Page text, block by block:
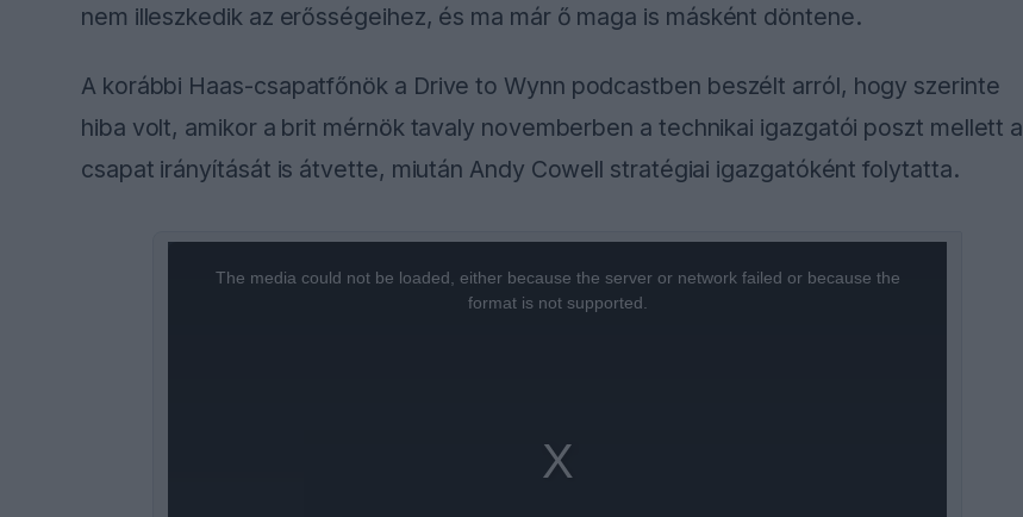
nem illeszkedik az erősségeihez, és ma már ő maga is másként döntene.
A korábbi Haas-csapatfőnök a Drive to Wynn podcastben beszélt arról, hogy szerinte
hiba volt, amikor a brit mérnök tavaly novemberben a technikai igazgatói poszt mellett a
csapat irányítását is átvette, miután Andy Cowell stratégiai igazgatóként folytatta.
The media could not be loaded, either because the server or network failed or because the
format is not supported.